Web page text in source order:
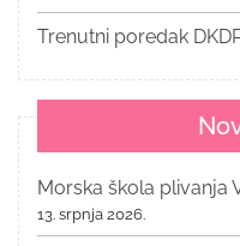
Trenutni poredak
Morska škola plivanja
13. srpnja 2026.